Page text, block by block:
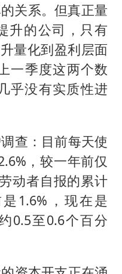
关系。但真正量
升的公司，只有
量化到盈利层面
一季度这两个数
乎没有实质性进
查：目前每天使
，较一年前仅
动者自报的累计
1.6%，现在是
0.5至0.6个百分